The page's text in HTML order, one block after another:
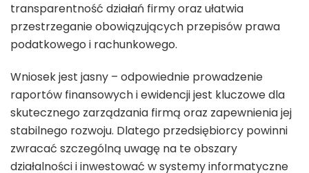
transparentność działań firmy oraz ułatwia
przestrzeganie obowiązujących przepisów prawa
podatkowego i rachunkowego.
Wniosek jest jasny – odpowiednie prowadzenie
raportów finansowych i ewidencji jest kluczowe dla
skutecznego zarządzania firmą oraz zapewnienia jej
stabilnego rozwoju. Dlatego przedsiębiorcy powinni
zwracać szczególną uwagę na te obszary
działalności i inwestować w systemy informatyczne